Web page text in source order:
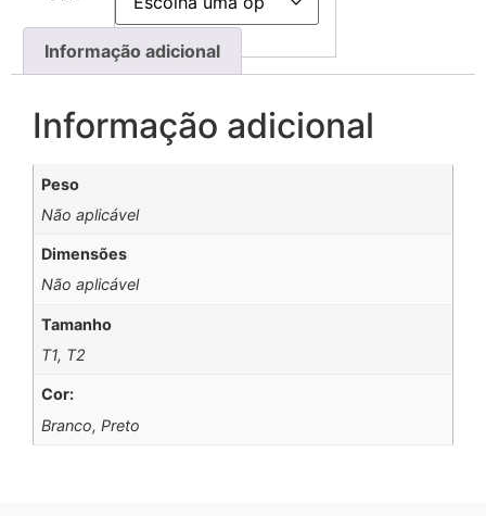
Informação adicional
Informação adicional
Peso
Não aplicável
Dimensões
Não aplicável
Tamanho
T1, T2
Cor:
Branco, Preto